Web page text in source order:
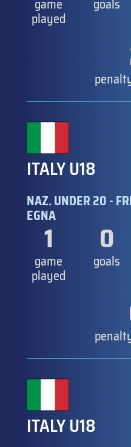
game
played
goals
ITALY U18
NAZ. UNDER 20 -
EGNA
1
game
played
0
goals
ITALY U18